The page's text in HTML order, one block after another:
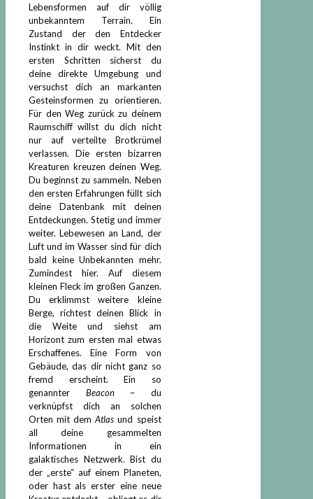
Lebensformen auf dir völlig
unbekanntem Terrain. Ein
Zustand der den Entdecker
Instinkt in dir weckt. Mit den
ersten Schritten sicherst du
deine direkte Umgebung und
versuchst dich an markanten
Gesteinsformen zu orientieren.
Für den Weg zurück zu deinem
Raumschiff willst du dich nicht
nur auf verteilte Brotkrümel
verlassen. Die ersten bizarren
Kreaturen kreuzen deinen Weg.
Du beginnst zu sammeln. Neben
den ersten Erfahrungen füllt sich
deine Datenbank mit deinen
Entdeckungen. Stetig und immer
weiter. Lebewesen an Land, der
Luft und im Wasser sind für dich
bald keine Unbekannten mehr.
Zumindest hier. Auf diesem
kleinen Fleck im großen Ganzen.
Du erklimmst weitere kleine
Berge, richtest deinen Blick in
die Weite und siehst am
Horizont zum ersten mal etwas
Erschaffenes. Eine Form von
Gebäude, das dir nicht ganz so
fremd erscheint. Ein so
genannter Beacon– du
verknüpfst dich an solchen
Orten mit demAtlas und speist
all deine gesammelten
Informationen in ein
galaktisches Netzwerk. Bist du
der „erste“ auf einem Planeten,
oder hast als erster eine neue